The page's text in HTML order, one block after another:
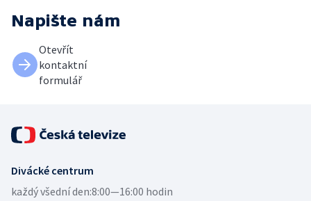
Napište nám
Otevřít
kontaktní
formulář
Divácké centrum
každý všední den:8:00—16:00 hodin